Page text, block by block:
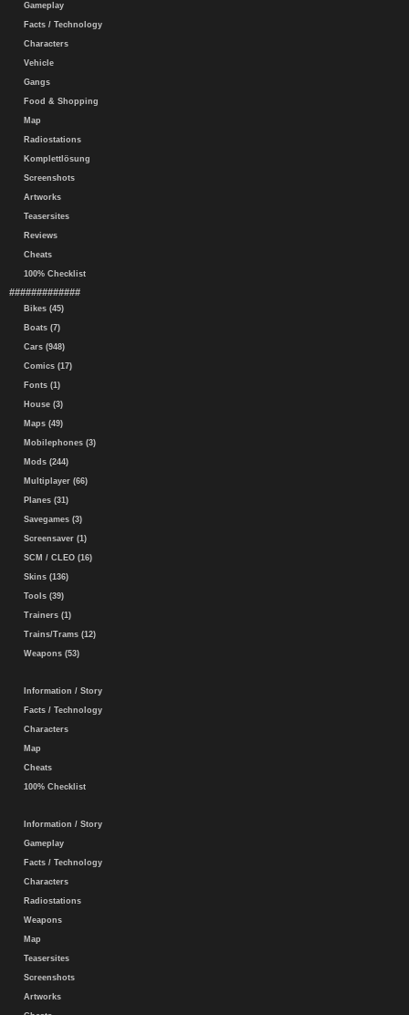
Gameplay
Facts / Technology
Characters
Vehicle
Gangs
Food & Shopping
Map
Radiostations
Komplettlösung
Screenshots
Artworks
Teasersites
Reviews
Cheats
100% Checklist
#############
Bikes (45)
Boats (7)
Cars (948)
Comics (17)
Fonts (1)
House (3)
Maps (49)
Mobilephones (3)
Mods (244)
Multiplayer (66)
Planes (31)
Savegames (3)
Screensaver (1)
SCM / CLEO (16)
Skins (136)
Tools (39)
Trainers (1)
Trains/Trams (12)
Weapons (53)
Information / Story
Facts / Technology
Characters
Map
Cheats
100% Checklist
Information / Story
Gameplay
Facts / Technology
Characters
Radiostations
Weapons
Map
Teasersites
Screenshots
Artworks